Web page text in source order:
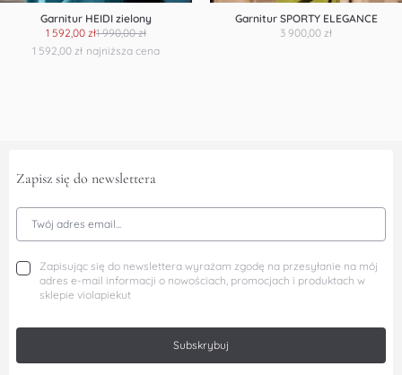
Garnitur HEIDI zielony
1 592,00 zł1 990,00 zł
najniższa cena
1 592,00 zł
Garnitur SPORTY ELEGANCE
3 900,00 zł
Zapisz się do newslettera
Adres Email
Zapisując się do newslettera wyrażam zgodę na przesyłanie na mój
adres e-mail informacji o nowościach, promocjach i produktach w
sklepie violapiekut
Subskrybuj